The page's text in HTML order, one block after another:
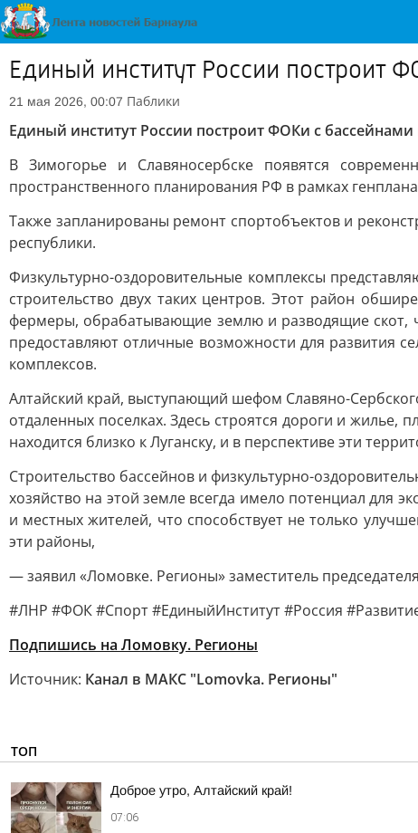
Единый институт России построит
21 мая 2026, 00:07 Паблики
Единый институт России построит ФОКи с
В Зимогорье и Славяносербске появятся
пространственного планирования РФ в рамках генплана
Также запланированы ремонт спортобъектов и
республики.
Физкультурно-оздоровительные комплексы
строительство двух таких центров. Этот район
фермеры, обрабатывающие землю и разводящие скот,
предоставляют отличные возможности для развития
комплексов.
Алтайский край, выступающий шефом Славяно-
отдаленных поселках. Здесь строятся дороги и
находится близко к Луганску, и в перспективе эти
Строительство бассейнов и физкультурно-
хозяйство на этой земле всегда имело потенциал для
и местных жителей, что способствует не только
эти районы,
— заявил «Ломовке. Регионы» заместитель
#ЛНР #ФОК #Спорт #ЕдиныйИнститут #Россия
Подпишись на Ломовку. Регионы
Источник: Канал в МАКС "Lomovka. Регионы"
ТОП
Доброе утро, Алтайский край!
07:06